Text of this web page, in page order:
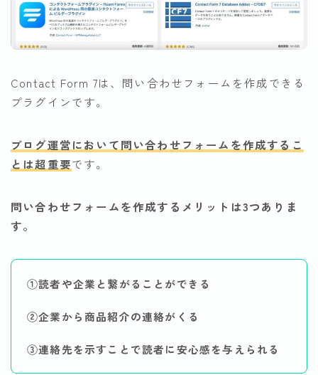
Contact Form 7は、問い合わせフォームを作成できる
プラグインです。
ブログ運営において問い合わせフォームを作成するこ
とは超重要です。
問い合わせフォームを作成するメリットは3つありま
す。
①読者や企業と繋がることができる
②企業から商品紹介の連絡がくる
③連絡先を示すことで読者に安心感を与えられる